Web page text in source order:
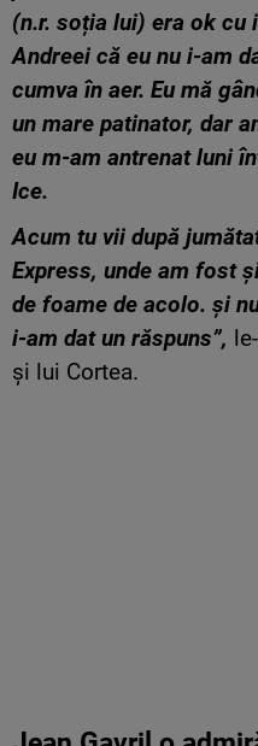
(n.r. soția lui) era ok cu
Andreei că eu nu i-am
cumva în aer. Eu mă
un mare patinator, dar
eu m-am antrenat luni
Ice.
Acum tu vii după
Express, unde am fost
de foame de acolo. și
i-am dat un răspuns”,
și lui Cortea.